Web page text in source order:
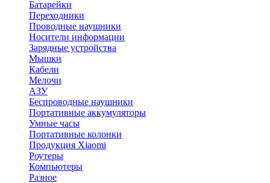
Батарейки
Переходники
Проводные наушники
Носители информации
Зарядные устройства
Мышки
Кабели
Мелочи
АЗУ
Беспроводные наушники
Портативные аккумуляторы
Умные часы
Портативные колонки
Продукция Xiaomi
Роутеры
Компьютеры
Разное